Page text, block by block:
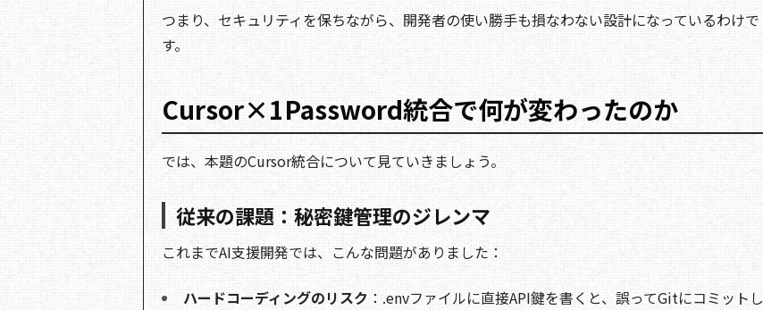
つまり、セキュリティを保ちながら、開発者の使い勝手も損なわない設計になっているわけで
す。
Cursor×1Password統合で何が変わったのか
では、本題のCursor統合について見ていきましょう。
従来の課題：秘密鍵管理のジレンマ
これまでAI支援開発では、こんな問題がありました：
ハードコーディングのリスク ：.envファイルに直接API鍵を書くと、誤ってGitにコミットし